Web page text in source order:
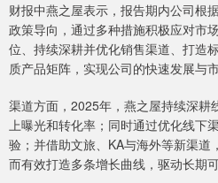
财报中燕之屋表示，报告期内公司根
政策导向，通过多种措施积极应对市
位、持续深耕并优化销售渠道、打造
质产品矩阵，实现公司的快速发展与
渠道方面，2025年，燕之屋持续深耕
上曝光和转化率；同时通过优化线下
验；并借助文旅、KA与海外等新渠道
而有效打造多条增长曲线，驱动长期